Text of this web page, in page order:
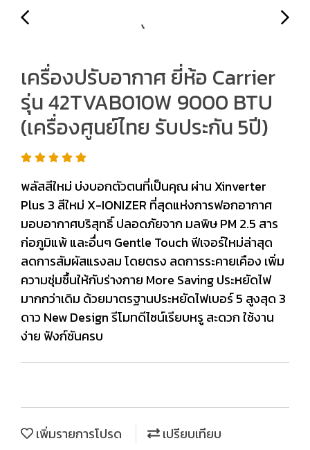
เครื่องปรับอากาศ ยี่ห้อ Carrier
รุ่น 42TVAB010W 9000 BTU
(เครื่องศูนย์ไทย รับประกัน 5ปี)
พลัสสีใหม่ บ่งบอกตัวตนที่เป็นคุณ ผ่าน Xinverter
Plus 3 สีใหม่ X-IONIZER ที่สุดแห่งการฟอกอากาศ
มอบอากาศบริสุทธิ์ ปลอดภัยจาก มลพิษ PM 2.5 สาร
ก่อภูมิแพ้ และอื่นๆ Gentle Touch ฟีเจอร์ใหม่ล่าสุด
ลดการสัมผัสแรงลม โดยตรง ลดการระคายเคือง เพิ่ม
ความชุ่มชื้นให้กับร่างกาย More Saving ประหยัดไฟ
มากกว่าเดิม ด้วยมาตรฐานประหยัดไฟเบอร์ 5 สูงสุด 3
ดาว New Design รีโมทดีไซน์เรียบหรู สะดวก ใช้งาน
ง่าย ฟังก์ชันครบ
เพิ่มรายการโปรด
เปรียบเทียบ